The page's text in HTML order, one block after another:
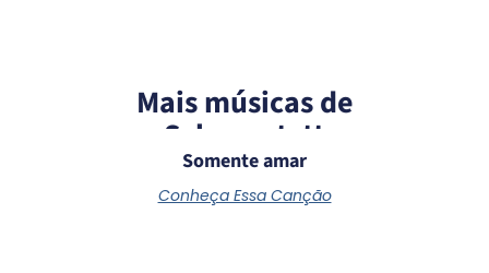
Mais músicas de
Schoenstatt
Somente amar
Conheça Essa Canção